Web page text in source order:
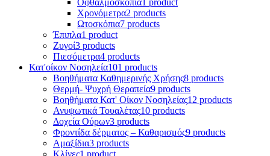
Χρονόμετρα2 products
Ωτοσκόπια7 products
Έπιπλα1 product
Ζυγοί3 products
Πιεσόμετρα4 products
Κατ'οίκον Νοσηλεία101 products
Βοηθήματα Καθημερινής Χρήσης8 products
Θερμή- Ψυχρή Θεραπεία9 products
Βοηθήματα Κατ' Οίκον Νοσηλείας12 products
Ανυψωτικά Τουαλέτας10 products
Δοχεία Ούρων3 products
Φροντίδα δέρματος – Καθαρισμός9 products
Αμαξίδια3 products
Κλίνες1 product